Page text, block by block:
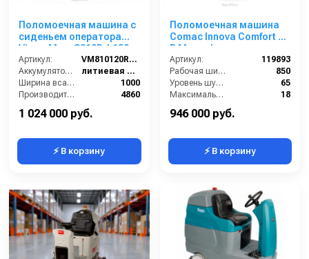
Поломоечная машина с
сиденьем оператора
VinnerMyer S810R-L150
Артикул:
VM810120R-L150
Аккумулятор АКБ (В/А·ч):
литиевая АКБ 150Ач С2
Ширина всасывающей балки (мм):
1000
Производительность по площади (м2/ч):
4860
1 024 000 руб.
⚡ В корзину
Поломоечная машина
Comac Innova Comfort 85
B Manual
Артикул:
119893
Рабочая ширина щеток (мм):
850
Уровень шума (дБ):
65
Максимальный угол наклона (%):
18
946 000 руб.
⚡ В корзину